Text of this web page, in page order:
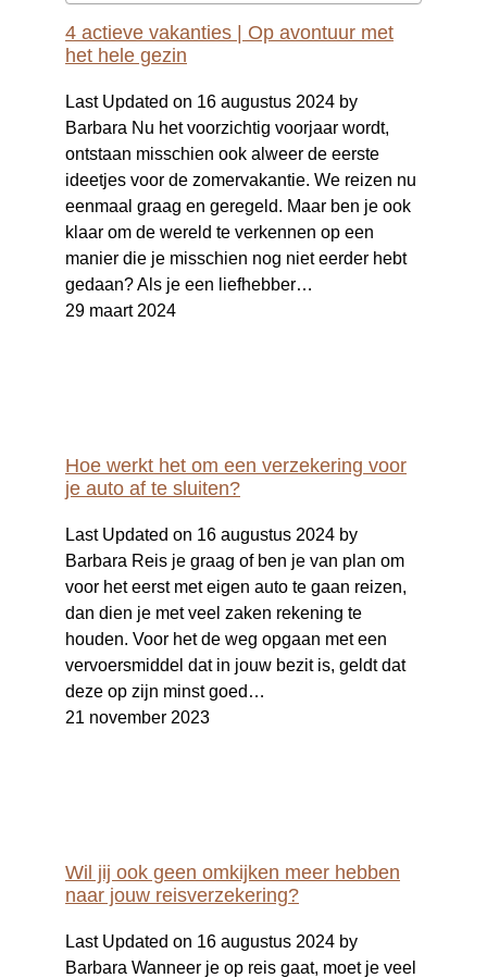
4 actieve vakanties | Op avontuur met
het hele gezin
Last Updated on 16 augustus 2024 by
Barbara Nu het voorzichtig voorjaar wordt,
ontstaan misschien ook alweer de eerste
ideetjes voor de zomervakantie. We reizen nu
eenmaal graag en geregeld. Maar ben je ook
klaar om de wereld te verkennen op een
manier die je misschien nog niet eerder hebt
gedaan? Als je een liefhebber…
29 maart 2024
Hoe werkt het om een verzekering voor
je auto af te sluiten?
Last Updated on 16 augustus 2024 by
Barbara Reis je graag of ben je van plan om
voor het eerst met eigen auto te gaan reizen,
dan dien je met veel zaken rekening te
houden. Voor het de weg opgaan met een
vervoersmiddel dat in jouw bezit is, geldt dat
deze op zijn minst goed…
21 november 2023
Wil jij ook geen omkijken meer hebben
naar jouw reisverzekering?
Last Updated on 16 augustus 2024 by
Barbara Wanneer je op reis gaat, moet je veel